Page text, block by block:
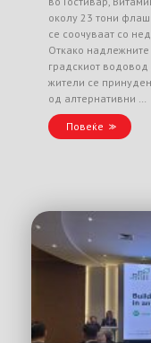
околу 23 тони
се соочуваат со
Откако
градскиот водовод
жители се
од алтернативни …
Повеќе